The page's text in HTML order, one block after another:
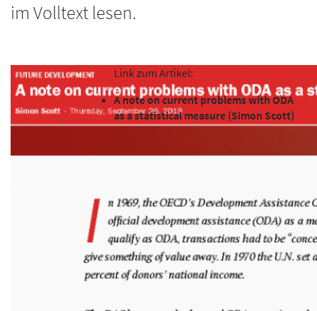
im Volltext lesen.
Link zum Artikel:
A note on current problems with ODA
as a statistical measure (Simon Scott)